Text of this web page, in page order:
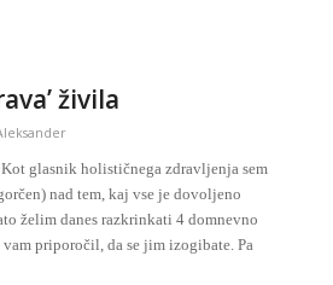
živila
Kot glasnik holističnega zdravljenja sem
nad tem, kaj vse je dovoljeno
želim danes razkrinkati 4 domnevno
priporočil, da se jim izogibate. Pa